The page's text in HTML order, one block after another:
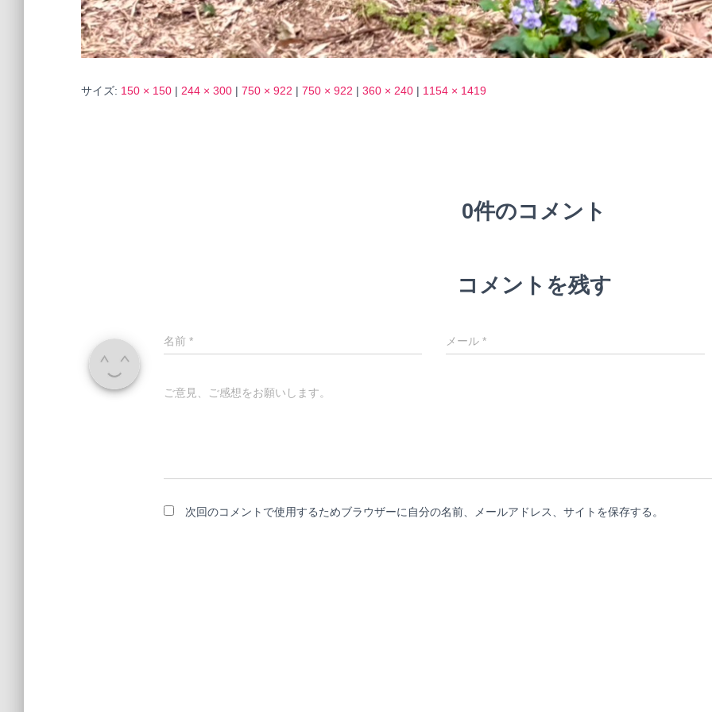
サイズ: 150 × 150 | 244 × 300 | 750 × 922 | 750 × 922 | 360 × 240 | 1154 × 1419
0件のコメント
コメントを残す
名前 * メール*
ご意見、ご感想をお願いします。
次回のコメントで使用するためブラウザーに自分の名前、メールアドレス、サイトを保存する。